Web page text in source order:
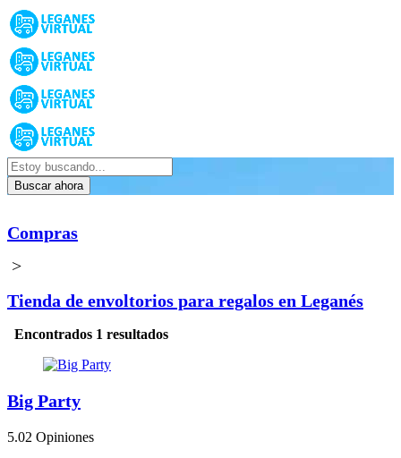
Buscar ahora
Compras
>
Tienda de envoltorios para regalos en Leganés
Encontrados 1 resultados
Big Party
5.02 Opiniones